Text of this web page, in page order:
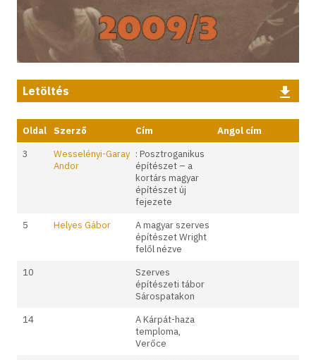
Oldal Szerző Cím
Angol cím
3
Wesselényi-Garay
Andor
: Posztroganikus
építészet – a
kortárs magyar
építészet új
fejezete
5
Helyes Gábor
A magyar szerves
építészet Wright
felől nézve
10
Szerves
építészeti tábor
Sárospatakon
14
A Kárpát-haza
temploma,
Verőce
Letöltés